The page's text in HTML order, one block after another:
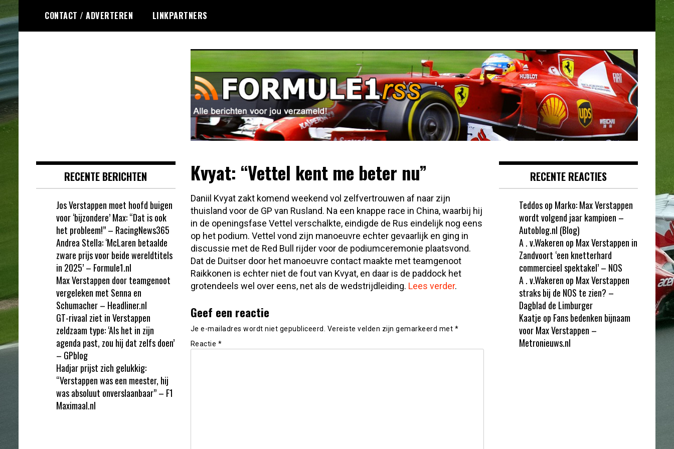
naar
de
inhoud
CONTACT / ADVERTEREN LINKPARTNERS
Kvyat: “Vettel kent me beter nu”
Daniil Kvyat zakt komend weekend vol zelfvertrouwen af naar zijn
thuisland voor de GP van Rusland. Na een knappe race in China, waarbij hij
in de openingsfase Vettel verschalkte, eindigde de Rus eindelijk nog eens
op het podium. Vettel vond zijn manoeuvre echter gevaarlijk en ging in
discussie met de Red Bull rijder voor de podiumceremonie plaatsvond.
Dat de Duitser door het manoeuvre contact maakte met teamgenoot
Raikkonen is echter niet de fout van Kvyat, en daar is de paddock het
grotendeels wel over eens, net als de wedstrijdleiding. Lees verder.
Geef een reactie
Je e-mailadres wordt niet gepubliceerd. Vereiste velden zijn gemarkeerd met *
Reactie *
RECENTE BERICHTEN
Jos Verstappen moet hoofd buigen
voor ‘bijzondere’ Max: “Dat is ook
het probleem!” – RacingNews365
Andrea Stella: ‘McLaren betaalde
zware prijs voor beide wereldtitels
in 2025’ – Formule1.nl
Max Verstappen door teamgenoot
vergeleken met Senna en
Schumacher – Headliner.nl
GT-rivaal ziet in Verstappen
zeldzaam type: ‘Als het in zijn
agenda past, zou hij dat zelfs doen’
– GPblog
Hadjar prijst zich gelukkig:
“Verstappen was een meester, hij
was absoluut onverslaanbaar” – F1
Maximaal.nl
RECENTE REACTIES
Teddosop Marko: Max Verstappen
wordt volgend jaar kampioen –
Autoblog.nl (Blog)
A . v.Wakeren op Max Verstappen in
Zandvoort ‘een knetterhard
commercieel spektakel’ – NOS
A . v.Wakeren op Max Verstappen
straks bij de NOS te zien? –
Dagblad de Limburger
Kaatje op Fans bedenken bijnaam
voor Max Verstappen –
Metronieuws.nl